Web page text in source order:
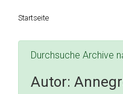
Startseite
Durchsuche Archive
Autor: